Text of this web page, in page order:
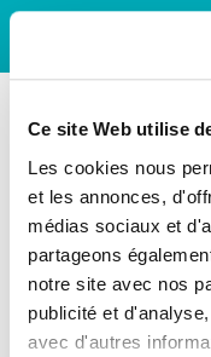
Ce site Web utilise
Les cookies nous
et les annonces,
médias sociaux et
partageons
notre site avec nos
publicité et
avec d'autres